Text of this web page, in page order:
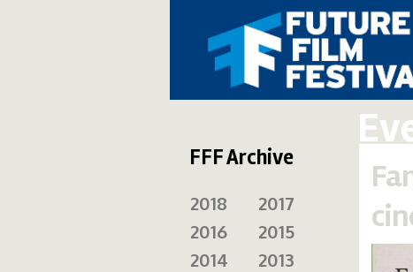
FFF Archive
2018
2017
2016
2015
2014
2013